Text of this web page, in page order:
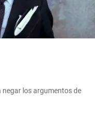
los argumentos de